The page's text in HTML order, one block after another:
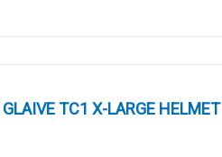
TC1 X-LARGE HELMET